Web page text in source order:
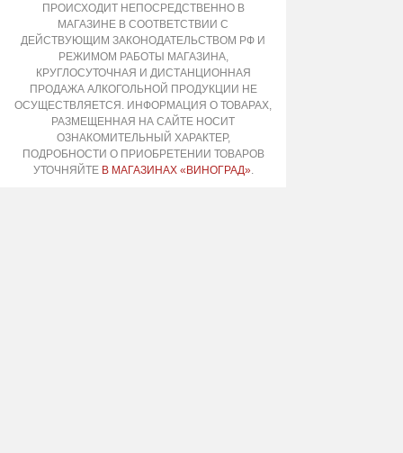
ПРОИСХОДИТ НЕПОСРЕДСТВЕННО В
МАГАЗИНЕ В СООТВЕТСТВИИ С
ДЕЙСТВУЮЩИМ ЗАКОНОДАТЕЛЬСТВОМ РФ И
РЕЖИМОМ РАБОТЫ МАГАЗИНА,
КРУГЛОСУТОЧНАЯ И ДИСТАНЦИОННАЯ
ПРОДАЖА АЛКОГОЛЬНОЙ ПРОДУКЦИИ НЕ
ОСУЩЕСТВЛЯЕТСЯ. ИНФОРМАЦИЯ О ТОВАРАХ,
РАЗМЕЩЕННАЯ НА САЙТЕ НОСИТ
ОЗНАКОМИТЕЛЬНЫЙ ХАРАКТЕР,
ПОДРОБНОСТИ О ПРИОБРЕТЕНИИ ТОВАРОВ
УТОЧНЯЙТЕ В МАГАЗИНАХ «ВИНОГРАД».